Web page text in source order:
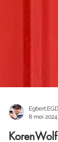
Egbert.EGD
8 mei 2024